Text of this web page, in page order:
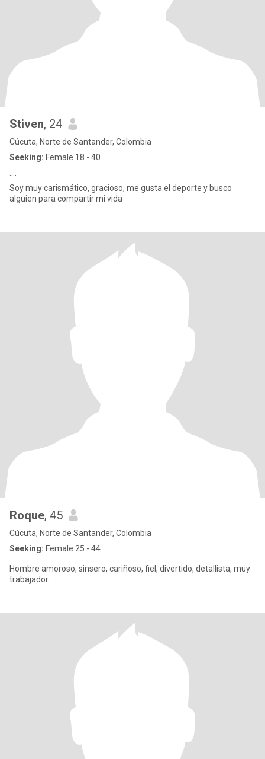
Stiven, 24
Cúcuta, Norte de Santander, Colombia
Seeking: Female 18 - 40
Soy muy carismático, gracioso, me gusta el deporte y busco
alguien para compartir mi vida
Roque, 45
Cúcuta, Norte de Santander, Colombia
Seeking: Female 25 - 44
Hombre amoroso, sinsero, cariñoso, fiel, divertido, detallista, muy
trabajador